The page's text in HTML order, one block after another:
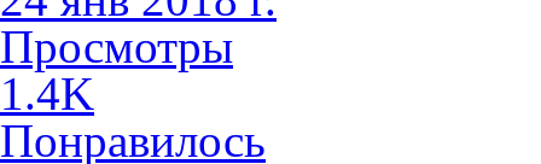
Просмотры
1.4K
Понравилось